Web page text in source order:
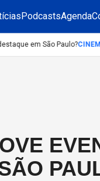
PodcastsAgenda
em São Paulo?CINEMA: